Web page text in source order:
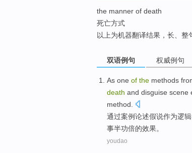
the manner of death
死亡方式
以上为机器翻译结果，长、整
双语例句 权威例句
As one of the methods
death and disguise scene
method.
通过案例论述假说作为逻辑
事半功倍的效果。
youdao